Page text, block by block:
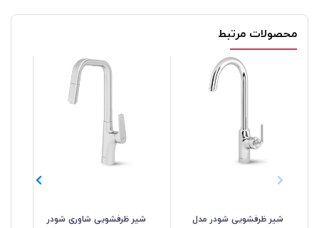
محصولات مرتبط
شیر ظرفشویی شودر مدل
شیر ظرفشویی شاوری شودر